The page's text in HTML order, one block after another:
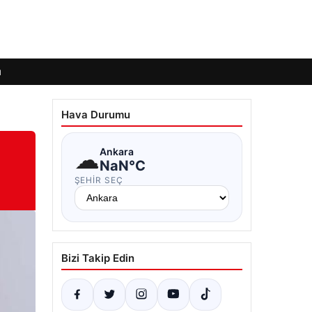
Hava Durumu
☁Ankara
NaN°C
ŞEHIR SEÇ
Bizi Takip Edin